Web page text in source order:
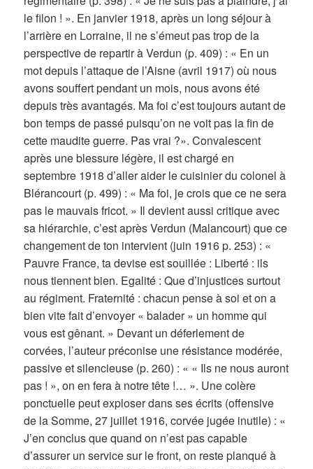
le filon ! ». En janvier 1918, après un long séjour à
l’arrière en Lorraine, il ne s’émeut pas trop de la
perspective de repartir à Verdun (p. 409) : « En un
mot depuis l’attaque de l’Aisne (avril 1917) où nous
avons souffert pendant un mois, nous avons été
depuis très avantagés. Ma foi c’est toujours autant de
bon temps de passé puisqu’on ne voit pas la fin de
cette maudite guerre. Pas vrai ?». Convalescent
après une blessure légère, il est chargé en
septembre 1918 d’aller aider le cuisinier du colonel à
Blérancourt (p. 499) : « Ma foi, je crois que ce ne sera
pas le mauvais fricot. » Il devient aussi critique avec
sa hiérarchie, c’est après Verdun (Malancourt) que ce
changement de ton intervient (juin 1916 p. 253) : «
Pauvre France, ta devise est souillée : Liberté : ils
nous tiennent bien. Egalité : Que d’injustices surtout
au régiment. Fraternité : chacun pense à soi et on a
bien vite fait d’envoyer « balader » un homme qui
vous est gênant. » Devant un déferlement de
corvées, l’auteur préconise une résistance modérée,
passive et silencieuse (p. 260) : « « Ils ne nous auront
pas ! », on en fera à notre tête !… ». Une colère
ponctuelle peut exploser dans ses écrits (offensive
de la Somme, 27 juillet 1916, corvée jugée inutile) : «
J’en conclus que quand on n’est pas capable
d’assurer un service sur le front, on reste planqué à